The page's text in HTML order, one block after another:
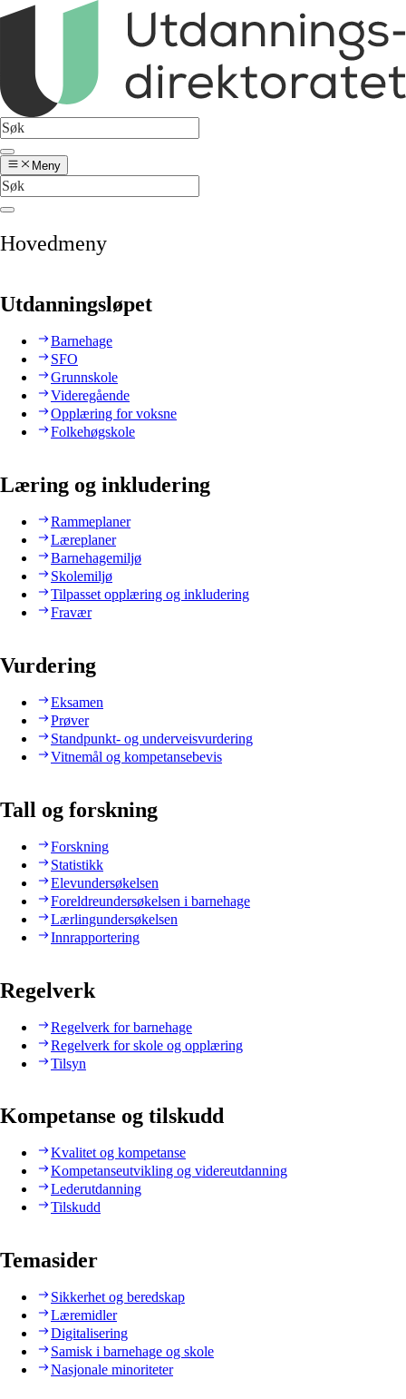
Meny
Hovedmeny
Utdanningsløpet
Barnehage
SFO
Grunnskole
Videregående
Opplæring for voksne
Folkehøgskole
Læring og inkludering
Rammeplaner
Læreplaner
Barnehagemiljø
Skolemiljø
Tilpasset opplæring og inkludering
Fravær
Vurdering
Eksamen
Prøver
Standpunkt- og underveisvurdering
Vitnemål og kompetansebevis
Tall og forskning
Forskning
Statistikk
Elevundersøkelsen
Foreldreundersøkelsen i barnehage
Lærlingundersøkelsen
Innrapportering
Regelverk
Regelverk for barnehage
Regelverk for skole og opplæring
Tilsyn
Kompetanse og tilskudd
Kvalitet og kompetanse
Kompetanseutvikling og videreutdanning
Lederutdanning
Tilskudd
Temasider
Sikkerhet og beredskap
Læremidler
Digitalisering
Samisk i barnehage og skole
Nasjonale minoriteter